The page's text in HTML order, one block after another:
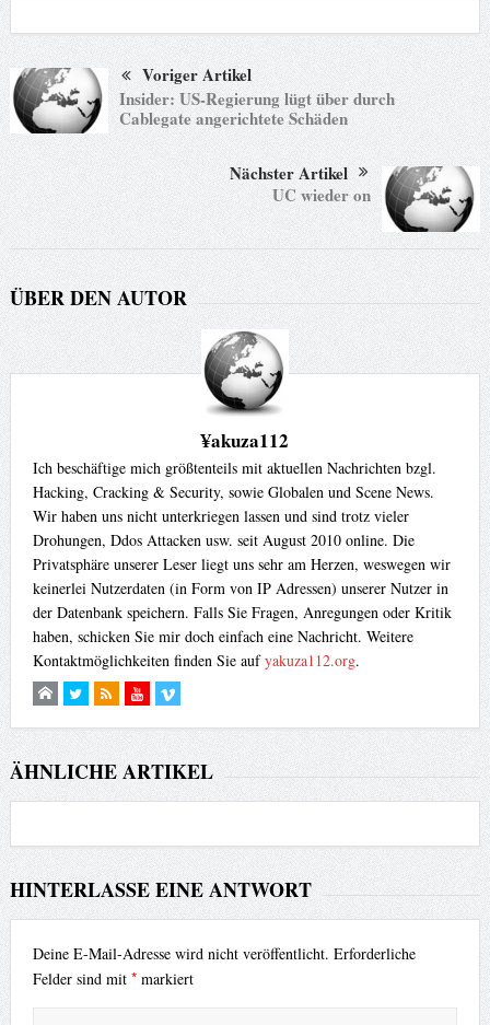
Voriger Artikel
Insider: US-Regierung lügt über durch
Cablegate angerichtete Schäden
Nächster Artikel
UC wieder on
ÜBER DEN AUTOR
¥akuza112
Ich beschäftige mich größtenteils mit aktuellen Nachrichten bzgl.
Hacking, Cracking & Security, sowie Globalen und Scene News.
Wir haben uns nicht unterkriegen lassen und sind trotz vieler
Drohungen, Ddos Attacken usw. seit August 2010 online. Die
Privatsphäre unserer Leser liegt uns sehr am Herzen, weswegen wir
keinerlei Nutzerdaten (in Form von IP Adressen) unserer Nutzer in
der Datenbank speichern. Falls Sie Fragen, Anregungen oder Kritik
haben, schicken Sie mir doch einfach eine Nachricht. Weitere
Kontaktmöglichkeiten finden Sie aufyakuza112.org.
ÄHNLICHE ARTIKEL
HINTERLASSE EINE ANTWORT
Deine E-Mail-Adresse wird nicht veröffentlicht. Erforderliche
Felder sind mit *markiert